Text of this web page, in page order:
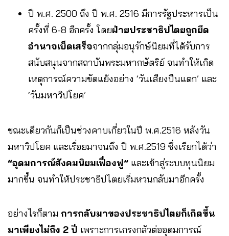
ปี พ.ศ. 2500 ถึง ปี พ.ศ. 2516 มีการรัฐประหารเป็น
ครั้งที่ 6-8 อีกครั้ง โดยฝ่ายประชาธิปไตยถูกยึด
อำนาจเบ็ดเสร็จจากกลุ่มอนุรักษ์นิยมที่ได้รับการ
สนับสนุนจากสถาบันพระมหากษัตริย์ จนทำให้เกิด
เหตุการณ์ความขัดแย้งอย่าง ‘วันเสียงปืนแตก’ และ
‘วันมหาวิปโยค’
ขณะเดียวกันก็เป็นช่วงคาบเกี่ยวในปี พ.ศ.2516 หลังวัน
มหาวิปโยค และเรื่อยมาจนถึง ปี พ.ศ.2519 ซึ่งเรียกได้ว่า
“อุดมการณ์สังคมนิยมเฟื่องฟู” และเข้าสู่ระบบทุนนิยม
มากขึ้น จนทำให้ประชาธิปไตยเริ่มหวนกลับมาอีกครั้ง
อย่างไรก็ตาม การกลับมาของประชาธิปไตยก็เกิดขึ้น
มาเพียงไม่ถึง 2 ปี เพราะการเกรงกลัวต่ออุดมการณ์